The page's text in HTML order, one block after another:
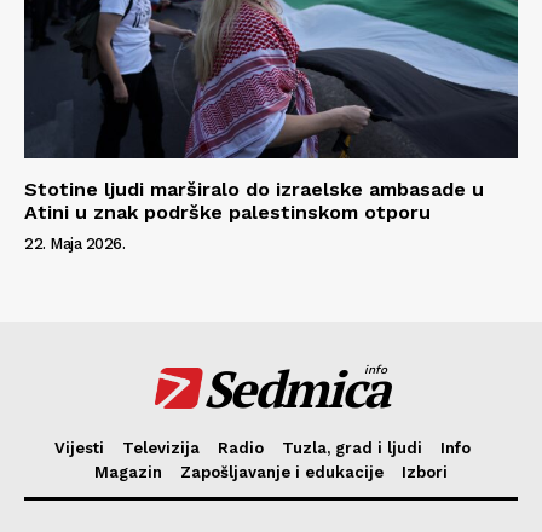
Stotine ljudi marširalo do izraelske ambasade u
Atini u znak podrške palestinskom otporu
22. Maja 2026.
Sedmica
info
Vijesti Televizija Radio Tuzla, grad i ljudi
Info
Magazin
Zapošljavanje i edukacije Izbori